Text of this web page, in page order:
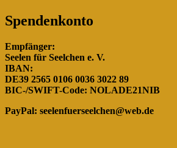
Spendenkonto
Empfänger:
Seelen für Seelchen e. V.
IBAN:
DE39 2565 0106 0036 3022 89
BIC-/SWIFT-Code: NOLADE21NIB
PayPal: seelenfuerseelchen@web.de